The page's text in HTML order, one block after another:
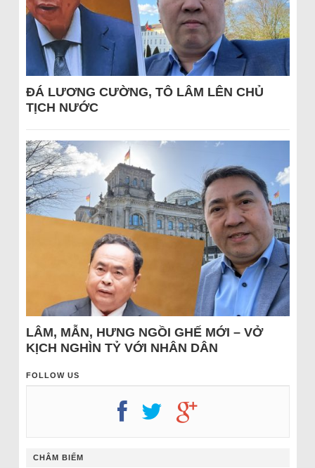
ĐÁ LƯƠNG CƯỜNG, TÔ LÂM LÊN CHỦ
TỊCH NƯỚC
LÂM, MẪN, HƯNG NGỒI GHẾ MỚI – VỞ
KỊCH NGHÌN TỶ VỚI NHÂN DÂN
FOLLOW US
CHÂM BIẾM